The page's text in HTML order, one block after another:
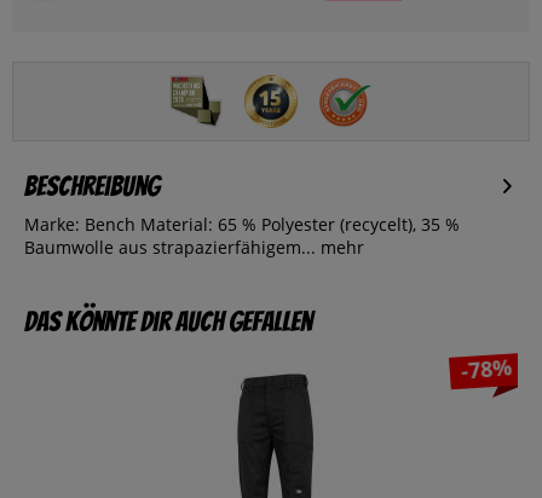
Beschreibung
Marke: Bench Material: 65 % Polyester (recycelt), 35 %
Baumwolle aus strapazierfähigem... mehr
Das könnte dir auch gefallen
-78%